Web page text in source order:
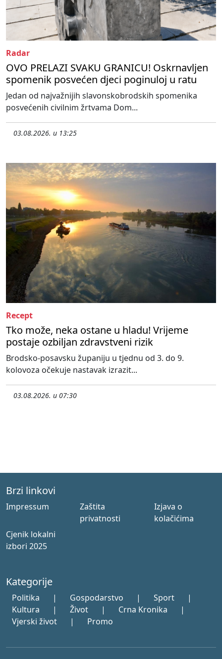
Radar
OVO PRELAZI SVAKU GRANICU! Oskrnavljen
spomenik posvećen djeci poginuloj u ratu
Jedan od najvažnijih slavonskobrodskih spomenika
posvećenih civilnim žrtvama Dom...
03.08.2026. u 13:25
Recept
Tko može, neka ostane u hladu! Vrijeme
postaje ozbiljan zdravstveni rizik
Brodsko-posavsku županiju u tjednu od 3. do 9.
kolovoza očekuje nastavak izrazit...
03.08.2026. u 07:30
Brzi linkovi
Impressum
Zaštita
privatnosti
Izjava o
kolačićima
Cjenik lokalni
izbori 2025
Kategorije
Politika | Gospodarstvo | Sport
|
Kultura
| Život | Crna Kronika
|
Vjerski život
| Promo